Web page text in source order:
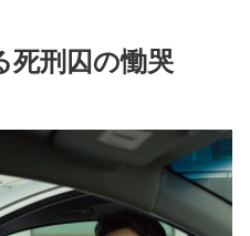
刑囚の慟哭